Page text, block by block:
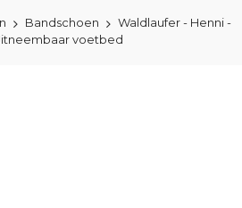
Bandschoen
Waldlaufer - Henni -
voetbed